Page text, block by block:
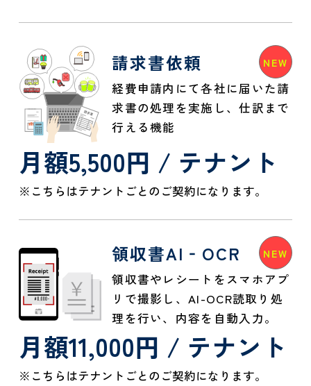
請求書依頼
経費申請内にて各社に届いた請
求書の処理を実施し、仕訳まで
行える機能
月額5,500円 / テナント
※こちらはテナントごとのご契約になります。
領収書AI‐OCR
領収書やレシートをスマホアプ
リで撮影し、AI-OCR読取り処
理を行い、内容を自動入力。
月額11,000円 / テナント
※こちらはテナントごとのご契約になります。